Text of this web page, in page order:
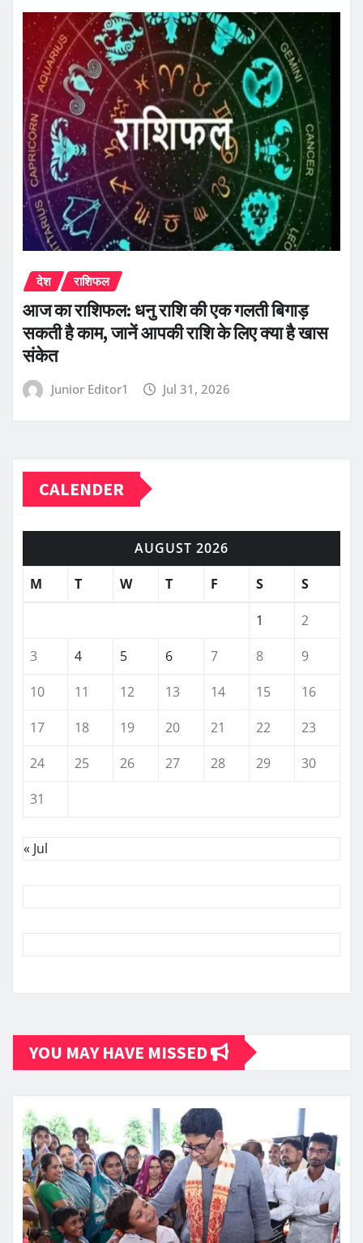
देश राशिफल
आज का राशिफल: धनु राशि की एक गलती बिगाड़
सकती है काम, जानें आपकी राशि के लिए क्या है खास
संकेत
Junior Editor1 Jul 31, 2026
CALENDER
AUGUST 2026
M
T W T F S S
1
2
3
4 5 6 7 8
9
10
11 12 13 14 15
16
17
18 19 20 21 22
23
24
25 26 27 28 29
30
31
« Jul
YOU MAY HAVE MISSED